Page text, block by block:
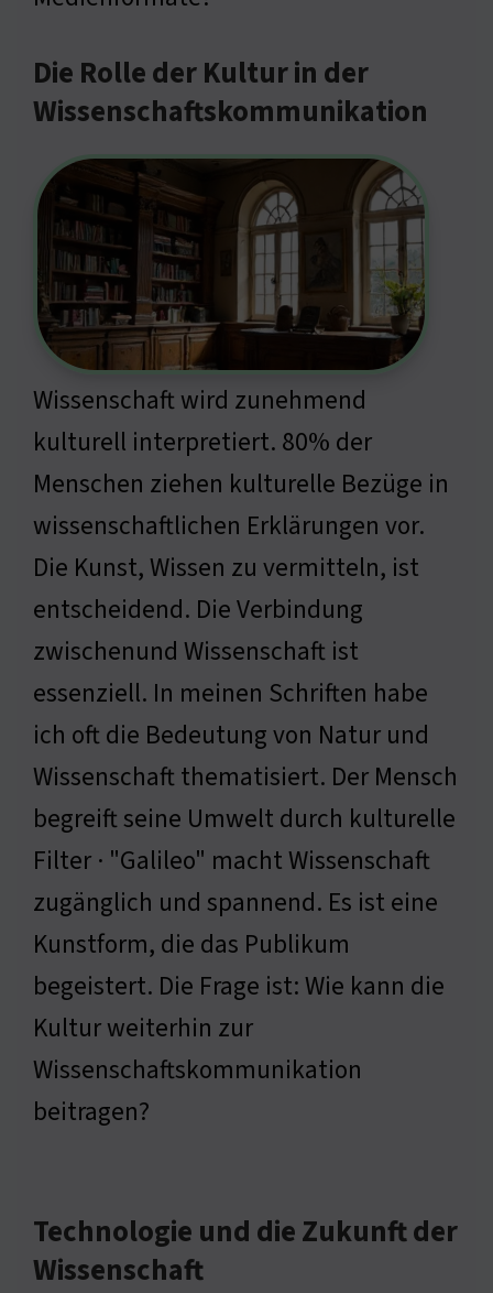
Die Rolle der Kultur in der
Wissenschaftskommunikation
Wissenschaft wird zunehmend
kulturell interpretiert. 80% der
Menschen ziehen kulturelle Bezüge in
wissenschaftlichen Erklärungen vor.
Die Kunst, Wissen zu vermitteln, ist
entscheidend. Die Verbindung
zwischenund Wissenschaft ist
essenziell. In meinen Schriften habe
ich oft die Bedeutung von Natur und
Wissenschaft thematisiert. Der Mensch
begreift seine Umwelt durch kulturelle
Filter · "Galileo" macht Wissenschaft
zugänglich und spannend. Es ist eine
Kunstform, die das Publikum
begeistert. Die Frage ist: Wie kann die
Kultur weiterhin zur
Wissenschaftskommunikation
beitragen?
Technologie und die Zukunft der
Wissenschaft